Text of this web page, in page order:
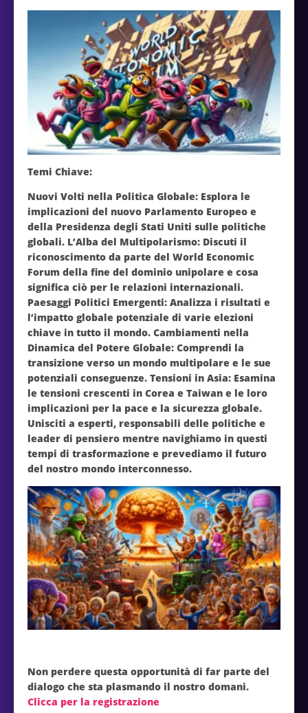
Temi Chiave:
Nuovi Volti nella Politica Globale: Esplora le
implicazioni del nuovo Parlamento Europeo e
della Presidenza degli Stati Uniti sulle politiche
globali. L’Alba del Multipolarismo: Discuti il
riconoscimento da parte del World Economic
Forum della fine del dominio unipolare e cosa
significa ciò per le relazioni internazionali.
Paesaggi Politici Emergenti: Analizza i risultati e
l’impatto globale potenziale di varie elezioni
chiave in tutto il mondo. Cambiamenti nella
Dinamica del Potere Globale: Comprendi la
transizione verso un mondo multipolare e le sue
potenziali conseguenze. Tensioni in Asia: Esamina
le tensioni crescenti in Corea e Taiwan e le loro
implicazioni per la pace e la sicurezza globale.
Unisciti a esperti, responsabili delle politiche e
leader di pensiero mentre navighiamo in questi
tempi di trasformazione e prevediamo il futuro
del nostro mondo interconnesso.
Non perdere questa opportunità di far parte del
dialogo che sta plasmando il nostro domani.
Clicca per la registrazione